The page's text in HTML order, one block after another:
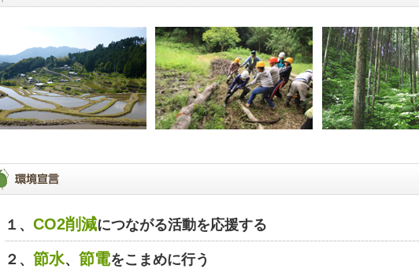
１、 CO2削減につながる活動を応援する
２、 節水、 節電をこまめに行う